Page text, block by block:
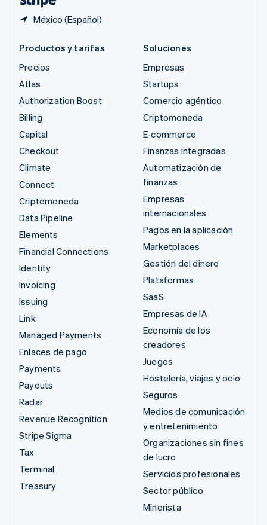
México (Español)
Productos y tarifas
Precios
Atlas
Authorization Boost
Billing
Capital
Checkout
Climate
Connect
Criptomoneda
Data Pipeline
Elements
Financial Connections
Identity
Invoicing
Issuing
Link
Managed Payments
Enlaces de pago
Payments
Payouts
Radar
Revenue Recognition
Stripe Sigma
Tax
Terminal
Treasury
Soluciones
Empresas
Startups
Comercio agéntico
Criptomoneda
E-commerce
Finanzas integradas
Automatización de
finanzas
Empresas
internacionales
Pagos en la aplicación
Marketplaces
Gestión del dinero
Plataformas
SaaS
Empresas de IA
Economía de los
creadores
Juegos
Hostelería, viajes y ocio
Seguros
Medios de comunicación
y entretenimiento
Organizaciones sin fines
de lucro
Servicios profesionales
Sector público
Minorista